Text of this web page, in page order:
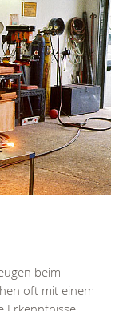
beim
oft mit einem